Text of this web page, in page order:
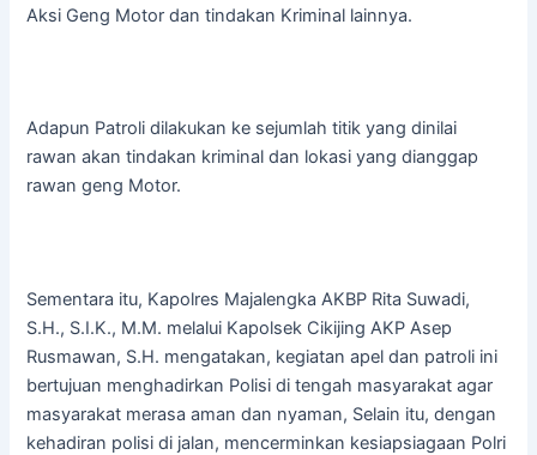
Aksi Geng Motor dan tindakan Kriminal lainnya.
Adapun Patroli dilakukan ke sejumlah titik yang dinilai
rawan akan tindakan kriminal dan lokasi yang dianggap
rawan geng Motor.
Sementara itu, Kapolres Majalengka AKBP Rita Suwadi,
S.H., S.I.K., M.M. melalui Kapolsek Cikijing AKP Asep
Rusmawan, S.H. mengatakan, kegiatan apel dan patroli ini
bertujuan menghadirkan Polisi di tengah masyarakat agar
masyarakat merasa aman dan nyaman, Selain itu, dengan
kehadiran polisi di jalan, mencerminkan kesiapsiagaan Polri